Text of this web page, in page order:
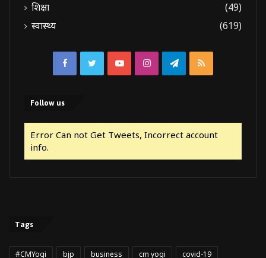
शिक्षा
(49)
स्वास्थ्य
(619)
FacebookTwitterYouTubeInstagramTelegram
RSS
Follow us
Error Can not Get Tweets, Incorrect account
info.
Tags
#CMYogi bjp business cm yogi covid-19